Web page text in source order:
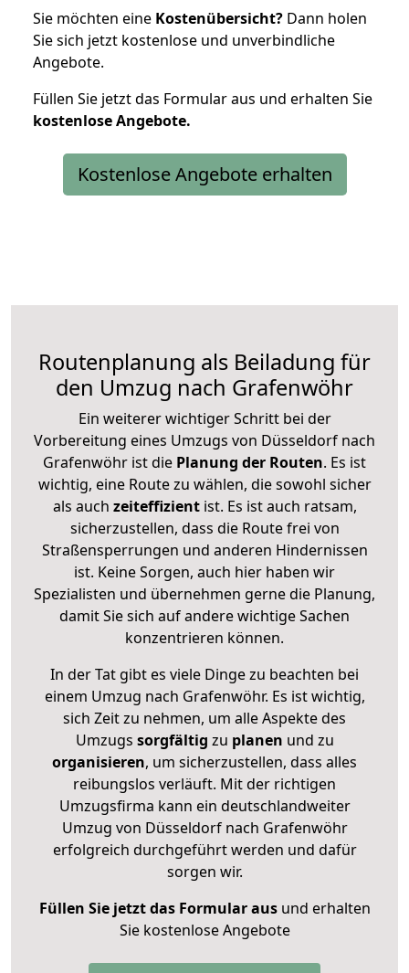
Sie möchten eine Kostenübersicht? Dann holen
Sie sich jetzt kostenlose und unverbindliche
Angebote.
Füllen Sie jetzt das Formular aus und erhalten Sie
kostenloseAngebote.
Kostenlose Angebote erhalten
Routenplanung als Beiladung für
den Umzug nach Grafenwöhr
Ein weiterer wichtiger Schritt bei der
Vorbereitung eines Umzugs von Düsseldorf nach
Grafenwöhr ist die Planung der Routen. Es ist
wichtig, eine Route zu wählen, die sowohl sicher
als auch zeiteffizientist. Es ist auch ratsam,
sicherzustellen, dass die Route frei von
Straßensperrungen und anderen Hindernissen
ist. Keine Sorgen, auch hier haben wir
Spezialisten und übernehmen gerne die Planung,
damit Sie sich auf andere wichtige Sachen
konzentrieren können.
In der Tat gibt es viele Dinge zu beachten bei
einem Umzug nach Grafenwöhr. Es ist wichtig,
sich Zeit zu nehmen, um alle Aspekte des
Umzugs sorgfältig zu planen und zu
organisieren, um sicherzustellen, dass alles
reibungslos verläuft. Mit der richtigen
Umzugsfirma kann ein deutschlandweiter
Umzug von Düsseldorf nach Grafenwöhr
erfolgreich durchgeführt werden und dafür
sorgen wir.
Füllen Sie jetzt das Formular ausund erhalten
Sie kostenlose Angebote